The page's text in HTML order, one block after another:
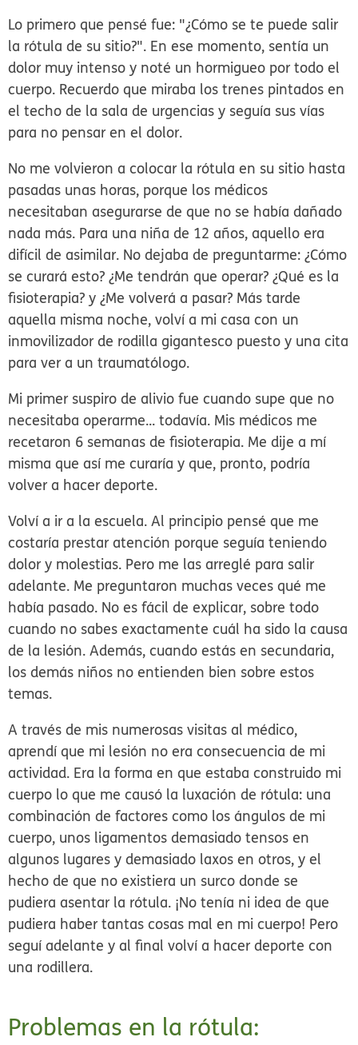
Lo primero que pensé fue: "¿Cómo se te puede salir
la rótula de su sitio?". En ese momento, sentía un
dolor muy intenso y noté un hormigueo por todo el
cuerpo. Recuerdo que miraba los trenes pintados en
el techo de la sala de urgencias y seguía sus vías
para no pensar en el dolor.
No me volvieron a colocar la rótula en su sitio hasta
pasadas unas horas, porque los médicos
necesitaban asegurarse de que no se había dañado
nada más. Para una niña de 12 años, aquello era
difícil de asimilar. No dejaba de preguntarme: ¿Cómo
se curará esto? ¿Me tendrán que operar? ¿Qué es la
fisioterapia? y ¿Me volverá a pasar? Más tarde
aquella misma noche, volví a mi casa con un
inmovilizador de rodilla gigantesco puesto y una cita
para ver a un traumatólogo.
Mi primer suspiro de alivio fue cuando supe que no
necesitaba operarme... todavía. Mis médicos me
recetaron 6 semanas de fisioterapia. Me dije a mí
misma que así me curaría y que, pronto, podría
volver a hacer deporte.
Volví a ir a la escuela. Al principio pensé que me
costaría prestar atención porque seguía teniendo
dolor y molestias. Pero me las arreglé para salir
adelante. Me preguntaron muchas veces qué me
había pasado. No es fácil de explicar, sobre todo
cuando no sabes exactamente cuál ha sido la causa
de la lesión. Además, cuando estás en secundaria,
los demás niños no entienden bien sobre estos
temas.
A través de mis numerosas visitas al médico,
aprendí que mi lesión no era consecuencia de mi
actividad. Era la forma en que estaba construido mi
cuerpo lo que me causó la luxación de rótula: una
combinación de factores como los ángulos de mi
cuerpo, unos ligamentos demasiado tensos en
algunos lugares y demasiado laxos en otros, y el
hecho de que no existiera un surco donde se
pudiera asentar la rótula. ¡No tenía ni idea de que
pudiera haber tantas cosas mal en mi cuerpo! Pero
seguí adelante y al final volví a hacer deporte con
una rodillera.
Problemas en la rótula: